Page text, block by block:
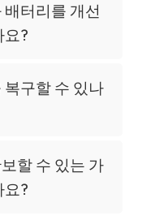
터리를 개선
요?
구할 수 있나
할 수 있는 가
요?